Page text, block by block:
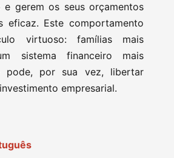
e gerem os seus orçamentos
eficaz. Este comportamento
virtuoso: famílias mais
sistema financeiro mais
pode, por sua vez, libertar
empresarial.